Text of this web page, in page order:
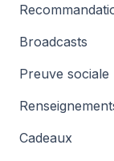
Broadcasts
Preuve sociale
Cadeaux